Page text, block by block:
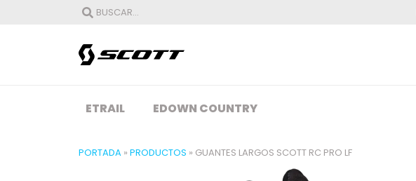
ETRAIL EDOWN COUNTRY
PORTADA » PRODUCTOS » GUANTES LARGOS SCOTT RC PRO LF